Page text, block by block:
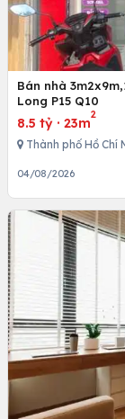
Bán nhà
Long P15 Q10
8.5 tỷ · 23m
2
Thành phố Hồ Chí
04/08/2026